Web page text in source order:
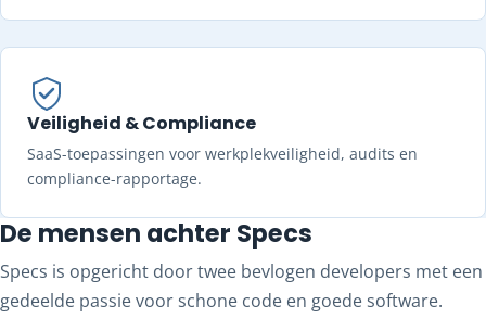
Veiligheid & Compliance
SaaS-toepassingen voor werkplekveiligheid, audits en
compliance-rapportage.
De mensen achter Specs
Specs is opgericht door twee bevlogen developers met een
gedeelde passie voor schone code en goede software.